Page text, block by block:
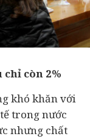
chỉ còn 2%
khó khăn với
trong nước
nhưng chất